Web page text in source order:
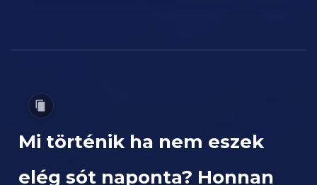
Mi történik ha nem eszek
elég sót naponta? Honnan